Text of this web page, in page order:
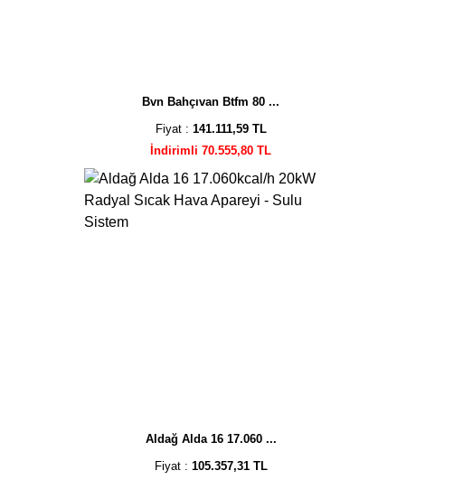
Bvn Bahçıvan Btfm 80 ...
Fiyat : 141.111,59 TL
İndirimli 70.555,80 TL
Aldağ Alda 16 17.060 ...
Fiyat : 105.357,31 TL